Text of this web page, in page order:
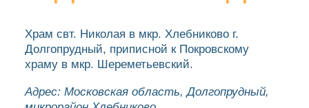
Храм свт. Николая в мкр. Хлебниково г.
Долгопрудный, приписной к Покровскому
храму в мкр. Шереметьевский.
Адрес: Московская область, Долгопрудный,